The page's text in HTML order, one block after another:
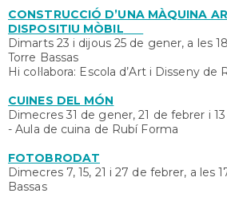
CONSTRUCCIÓ D’UNA MÀQUINA
DISPOSITIU MÒBIL
Dimarts 23 i dijous 25 de gener, a les
Torre Bassas
Hi col·labora: Escola d’Art i
CUINES DEL MÓN
Dimecres 31 de gener, 21 de febrer i
- Aula de cuina de Rubí Forma
FOTOBRODAT
Dimecres 7, 15, 21 i 27 de febrer, a les
Bassas